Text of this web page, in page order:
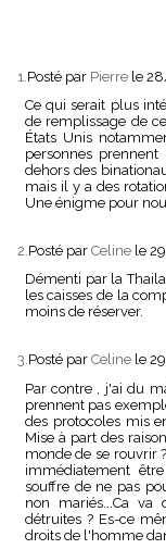
1. Posté par Pierre le
Ce qui serait plus
de remplissage de
États Unis
personnes
dehors des
mais il y a des
Une énigme pour
2. Posté par Celine le
Démenti par la
les caisses de la
moins de réserver.
3. Posté par Celine le
Par contre , j'ai du
prennent pas
des protocoles mis
Mise à part des
monde de se rouvrir
immédiatement
souffre de ne pas
non mariés...Ca
détruites ? Es-ce
droits de l'homme